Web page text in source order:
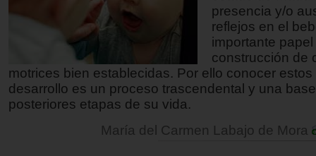
presencia y/o
reflejos en el
importante
construcción de
motrices bien establecidas. Por ello conocer
desarrollo es un proceso trascendental y una
posteriores etapas de su vida.
María del Carmen Labajo de Mora